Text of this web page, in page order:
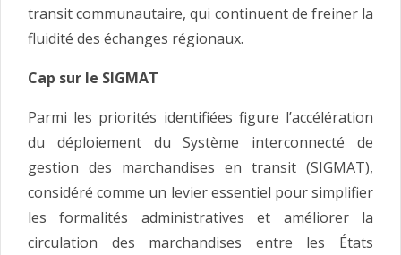
transit communautaire, qui continuent de freiner la
fluidité des échanges régionaux.
Cap sur le SIGMAT
Parmi les priorités identifiées figure l’accélération
du déploiement du Système interconnecté de
gestion des marchandises en transit (SIGMAT),
considéré comme un levier essentiel pour simplifier
les formalités administratives et améliorer la
circulation des marchandises entre les États